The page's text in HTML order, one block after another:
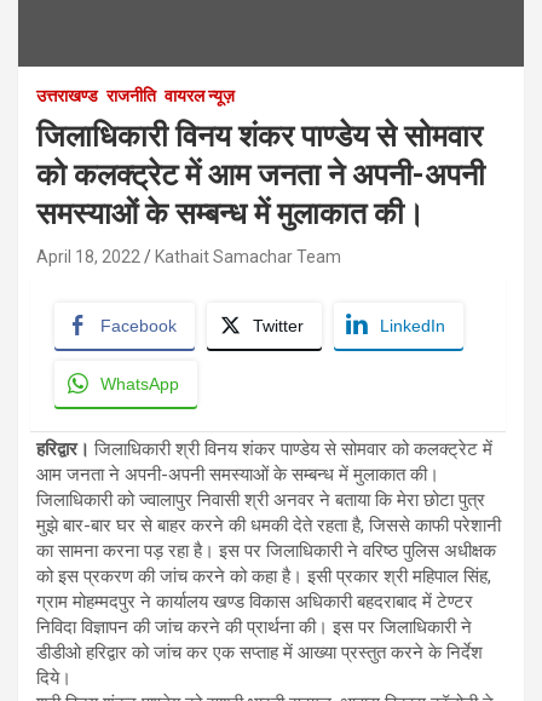
उत्तराखण्ड राजनीति वायरल न्यूज़
जिलाधिकारी विनय शंकर पाण्डेय से सोमवार
को कलक्ट्रेट में आम जनता ने अपनी-अपनी
समस्याओं के सम्बन्ध में मुलाकात की।
April 18, 2022 Kathait Samachar Team
Facebook Twitter LinkedIn
WhatsApp
हरिद्वार। जिलाधिकारी श्री विनय शंकर पाण्डेय से सोमवार को कलक्ट्रेट में
आम जनता ने अपनी-अपनी समस्याओं के सम्बन्ध में मुलाकात की।
जिलाधिकारी को ज्वालापुर निवासी श्री अनवर ने बताया कि मेरा छोटा पुत्र
मुझे बार-बार घर से बाहर करने की धमकी देते रहता है, जिससे काफी परेशानी
का सामना करना पड़ रहा है। इस पर जिलाधिकारी ने वरिष्ठ पुलिस अधीक्षक
को इस प्रकरण की जांच करने को कहा है। इसी प्रकार श्री महिपाल सिंह,
ग्राम मोहम्मदपुर ने कार्यालय खण्ड विकास अधिकारी बहदराबाद में टेण्टर
निविदा विज्ञापन की जांच करने की प्रार्थना की। इस पर जिलाधिकारी ने
डीडीओ हरिद्वार को जांच कर एक सप्ताह में आख्या प्रस्तुत करने के निर्देश
दिये।